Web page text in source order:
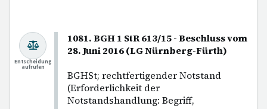
1081. BGH 1 StR 613/15 - Beschluss vom
28. Juni 2016 (LG Nürnberg-Fürth)
BGHSt; rechtfertigender Notstand
(Erforderlichkeit der
Notstandshandlung: Begriff,
Entscheidung
aufrufen